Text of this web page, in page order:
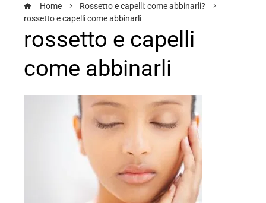
Home
Rossetto e capelli: come abbinarli?
rossetto e capelli come abbinarli
rossetto e capelli
come abbinarli